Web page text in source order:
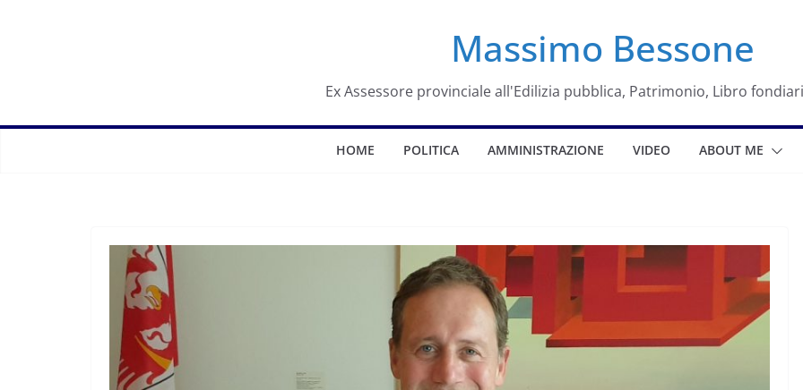
Massimo Bessone
Ex Assessore provinciale all'Edilizia pubblica, Patrimonio, Libro
HOME POLITICA AMMINISTRAZIONE VIDEO ABOUT ME